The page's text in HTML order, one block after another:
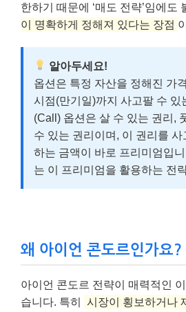
한하기 때문에 ‘매도 전략’임에도
이 명확하게 정해져 있다는 장점
알아두세요!
옵션은 특정 자산을 정해진 가
시점(만기일)까지 사고팔 수 있
(Call) 옵션은 살 수 있는 권리,
수 있는 권리이며, 이 권리를
하는 금액이 바로 프리미엄입
는 이 프리미엄을 활용하는 전
왜 아이언 콘도르인가요?
아이언 콘도르 전략이 매력적인
습니다. 특히
시장이 횡보하거나